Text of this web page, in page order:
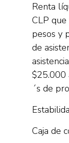
Renta
CLP
pesos y
de
$25.000
´s de
Caja de